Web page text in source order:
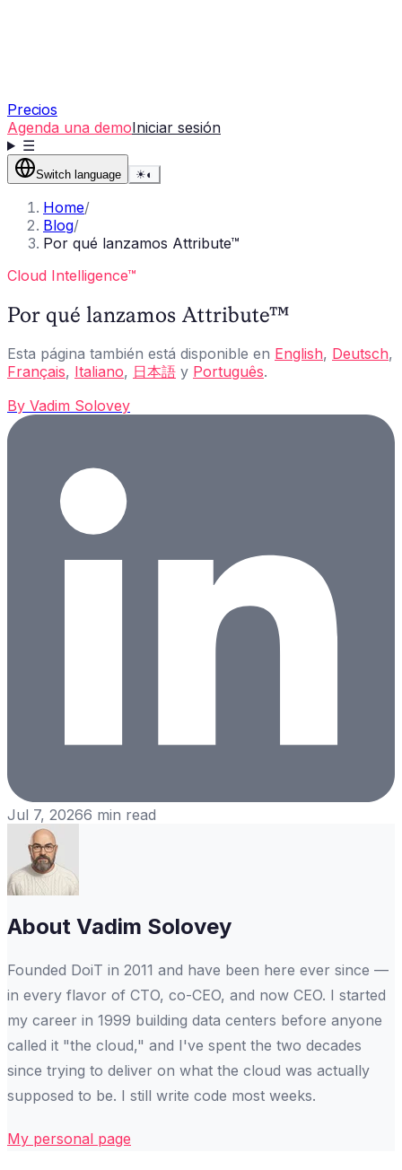
Precios
Agenda una demoIniciar sesión
☰
Switch language ☀◐
Home/
Blog/
Por qué lanzamos Attribute™
Cloud Intelligence™
Por qué lanzamos Attribute™
Esta página también está disponible en English, Deutsch,
Français, Italiano, 日本語 y Português.
By Vadim Solovey
Jul 7, 20266 min read
About Vadim Solovey
Founded DoiT in 2011 and have been here ever since —
in every flavor of CTO, co-CEO, and now CEO. I started
my career in 1999 building data centers before anyone
called it "the cloud," and I've spent the two decades
since trying to deliver on what the cloud was actually
supposed to be. I still write code most weeks.
My personal page